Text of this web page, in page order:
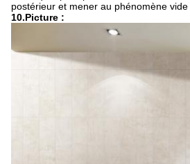
postérieur et mener au phénomène vide
10.Picture :